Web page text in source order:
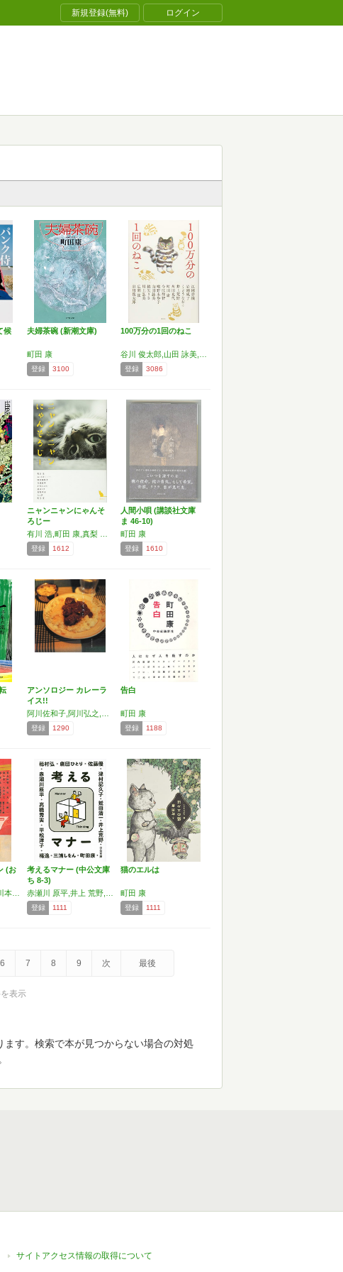
新規登録(無料) ログイン
候
夫婦茶碗 (新潮文庫)
町田 康
登録 3100
100万分の1回のねこ
登録 3086
ニャンニャンにゃんそ
ろじー
登録 1612
人間小唄 (講談社文庫
ま 46-10)
町田 康
登録 1610
アンソロジー カレーラ
イス!!
登録 1290
告白
町田 康
登録 1188
(お
考えるマナー (中公文庫
ち 8-3)
登録 1111
猫のエルは
町田 康
登録 1111
6 7 8 9 次 最後
表示
す。検索で本が見つからない場合の対処
サイトアクセス情報の取得について